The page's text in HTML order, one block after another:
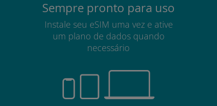
Sempre pronto para uso
Instale seu eSIM uma vez e ative
um plano de dados quando
necessário